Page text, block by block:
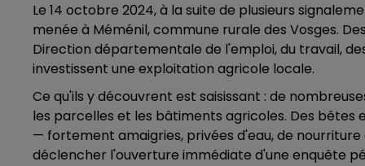
Le 14 octobre 2024, à la suite de plusieurs
menée à Méménil, commune rurale des Vosges.
Direction départementale de l'emploi, du travail,
investissent une exploitation agricole locale.
Ce qu'ils y découvrent est saisissant : de
les parcelles et les bâtiments agricoles. Des
— fortement amaigries, privées d'eau, de
déclencher l'ouverture immédiate d'une enquête